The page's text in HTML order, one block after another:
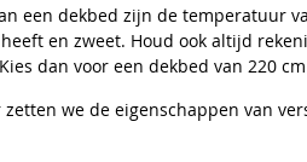
een dekbed zijn de temperatuur
en zweet. Houd ook altijd
dan voor een dekbed van 220
we de eigenschappen van